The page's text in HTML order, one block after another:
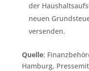
der
neuen
versenden.
Quelle:
Hamburg,